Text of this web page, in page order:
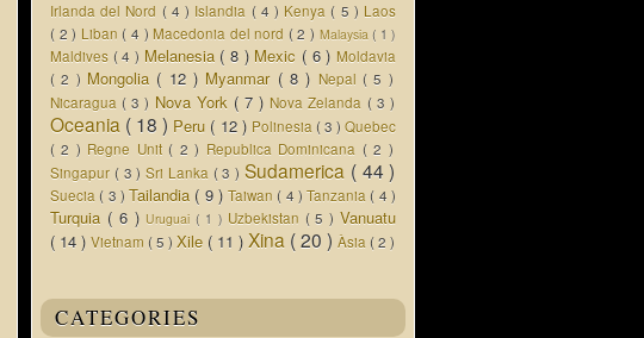
Irlanda del Nord ( 4 ) Islandia ( 4 ) Kenya ( 5 ) Laos
( 2 ) Liban ( 4 ) Macedonia del nord ( 2 ) Malaysia( 1 )
Maldives ( 4 ) Melanesia ( 8 ) Mexic ( 6 ) Moldavia
( 2 ) Mongolia ( 12 ) Myanmar ( 8 ) Nepal ( 5 )
Nicaragua ( 3 ) Nova York ( 7 ) Nova Zelanda ( 3 )
Oceania ( 18 ) Peru ( 12 ) Polinesia ( 3 )Quebec
( 2 ) Regne Unit ( 2 ) Republica Dominicana ( 2 )
Singapur ( 3 )Sri Lanka ( 3 ) Sudamerica ( 44 )
Suecia ( 3 ) Tailandia ( 9 ) Taiwan ( 4 ) Tanzania ( 4 )
Turquia ( 6 ) Uruguai( 1 ) Uzbekistan ( 5 )Vanuatu
( 14 ) Vietnam ( 5 ) Xile ( 11 ) Xina ( 20 ) Àsia ( 2 )
CATEGORIES